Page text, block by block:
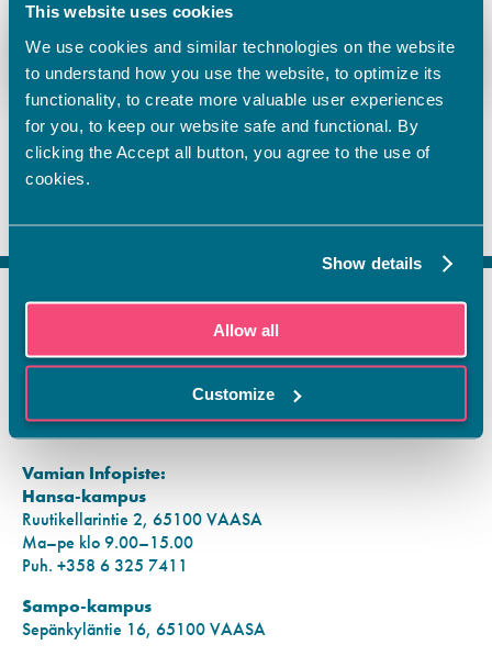
This website uses cookies
We use cookies and similar technologies on the website
to understand how you use the website, to optimize its
functionality, to create more valuable user experiences
for you, to keep our website safe and functional. By
clicking the Accept all button, you agree to the use of
cookies.
Show details
Allow all
Customize
FI
SV
EN
YHTEYSTIEDOT
Vamian Infopiste:
Hansa-kampus
Ruutikellarintie 2, 65100 VAASA
Ma–pe klo 9.00–15.00
Puh. +358 6 325 7411
Sampo-kampus
Sepänkyläntie 16, 65100 VAASA